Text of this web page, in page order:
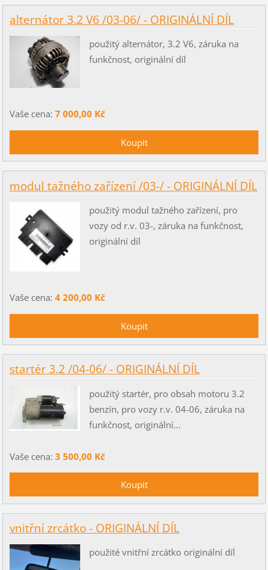
alternátor 3.2 V6 /03-06/ - ORIGINÁLNÍ DÍL
použitý alternátor, 3.2 V6, záruka na
funkčnost, originální díl
Vaše cena: 7 000,00 Kč
modul tažného zařízení /03-/ - ORIGINÁLNÍ DÍL
použitý modul tažného zařízení, pro
vozy od r.v. 03-, záruka na funkčnost,
originální díl
Vaše cena: 4 200,00 Kč
startér 3.2 /04-06/ - ORIGINÁLNÍ DÍL
použitý startér, pro obsah motoru 3.2
benzín, pro vozy r.v. 04-06, záruka na
funkčnost, originální...
Vaše cena: 3 500,00 Kč
vnitřní zrcátko - ORIGINÁLNÍ DÍL
použité vnitřní zrcátko originální díl